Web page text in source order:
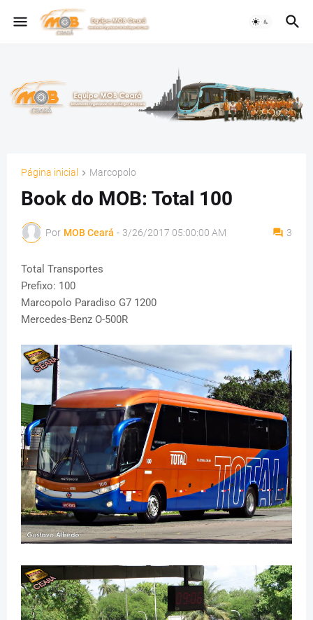
Página inicial Marcopolo
Book do MOB: Total 100
Por MOB Ceará - 3/26/2017 05:00:00 AM 3
Total Transportes
Prefixo: 100
Marcopolo Paradiso G7 1200
Mercedes-Benz O-500R